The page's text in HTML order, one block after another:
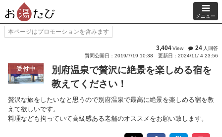
メニュー
本ページはプロモーションを含みます
3,404View 24 人回答
質問公開日：2019/7/19 10:38
更新日：2024/11/ 4 23:56
受付中
別府温泉で贅沢に絶景を楽しめる宿を
教えてください！
贅沢な旅をしたいなと思うので別府温泉で最高に絶景を楽しめる宿を教
えて欲しいです。
料理なども拘っていて高級感ある老舗のオススメをお願い致します。